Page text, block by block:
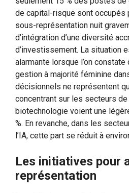
de capital-risque sont occupés
sous-représentation nuit
d’intégration d’une diversité
d’investissement. La situation
alarmante lorsque l’on
gestion à majorité féminine
décisionnels ne représentent
concentrant sur les secteurs
biotechnologie voient une
%. En revanche, dans les
l’IA, cette part se réduit à
Les initiatives pour
représentation